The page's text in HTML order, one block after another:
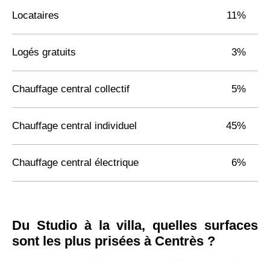
Locataires 11%
Logés gratuits 3%
Chauffage central collectif 5%
Chauffage central individuel 45%
Chauffage central électrique 6%
Du Studio à la villa, quelles surfaces
sont les plus prisées à Centrès ?